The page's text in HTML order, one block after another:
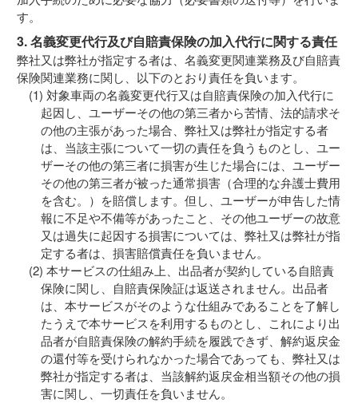
す。
3. 名義変更代行及び自賠責保険の加入代行に関する責任
弊社又は弊社が指定する者は、名義変更関連業務及び自賠責
保険関連業務に関し、以下のとおり責任を負います。
対象車両の名義変更代行又は自賠責保険の加入代行に
起因し、ユーザーその他の第三者から苦情、法的請求そ
の他の主張があった場合、弊社又は弊社が指定する者
は、当該主張について一切の責任を負うものとし、ユー
ザーその他の第三者に損害が生じた場合には、ユーザー
その他の第三者が被った通常損害（合理的な弁護士費用
を含む。）を賠償します。但し、ユーザーが申告した情
報に不足や不備等があったこと、その他ユーザーの故意
又は過失に起因する損害については、弊社又は弊社が指
定する者は、損害賠償責任を負いません。
本サービスの仕組み上、出品者が契約している自賠責
保険に関し、自賠責保険証は返送されません。出品者
は、本サービスがそのような仕組みであることを了解し
たうえで本サービスを利用するものとし、これにより出
品者が自賠責保険の解約手続を履践できず、解約返戻金
の還付等を受けられなかった場合であっても、弊社又は
弊社が指定する者は、当該解約返戻金相当額その他の損
害に関し、一切責任を負いません。